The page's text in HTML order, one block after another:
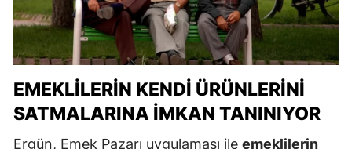
EMEKLILERIN KENDI ÜRÜNLERINI
SATMALARINA İMKAN TANINIYOR
Ergün, Emek Pazarı uygulaması ile emeklilerin